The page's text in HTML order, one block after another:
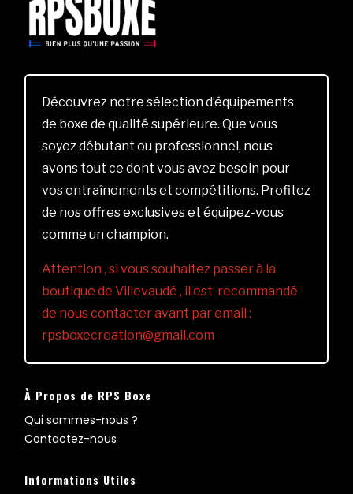
Découvrez notre sélection d’équipements
de boxe de qualité supérieure. Que vous
soyez débutant ou professionnel, nous
avons tout ce dont vous avez besoin pour
vos entraînements et compétitions. Profitez
de nos offres exclusives et équipez-vous
comme un champion.
Attention , si vous souhaitez passer à la
boutique de Villevaudé , il est recommandé
de nous contacter avant par email :
rpsboxecreation@gmail.com
À Propos de RPS Boxe
Qui sommes-nous ?
Contactez-nous
Informations Utiles